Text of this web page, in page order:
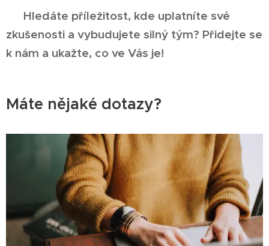
👉 Hledáte příležitost, kde uplatníte své
zkušenosti a vybudujete silný tým? Přidejte se
k nám a ukažte, co ve Vás je!
Máte nějaké dotazy?